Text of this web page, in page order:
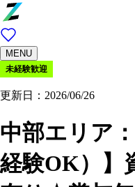
MENU
未経験歓迎
更新日：2026/06/26
中部エリア
経験OK）】